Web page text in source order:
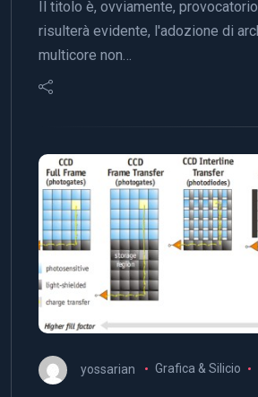
Il titolo è, ovviamente,
risulterà evidente, l'adozione di
multicore non…
yossarian Grafica & Silicio